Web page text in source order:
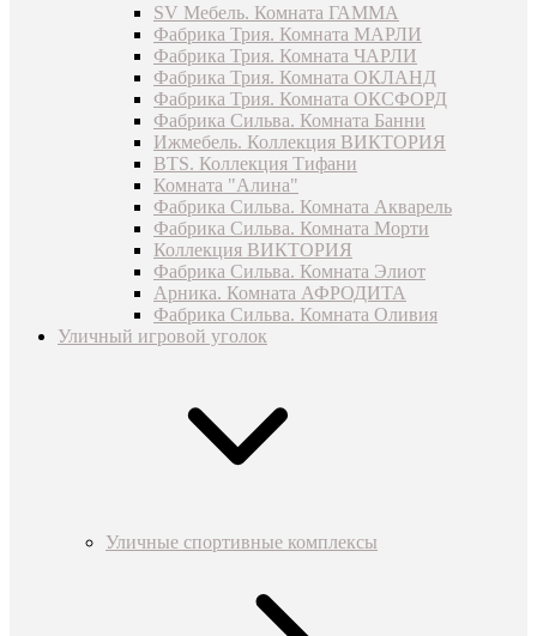
SV Мебель. Комната ГАММА
Фабрика Трия. Комната МАРЛИ
Фабрика Трия. Комната ЧАРЛИ
Фабрика Трия. Комната ОКЛАНД
Фабрика Трия. Комната ОКСФОРД
Фабрика Сильва. Комната Банни
Ижмебель. Коллекция ВИКТОРИЯ
BTS. Коллекция Тифани
Комната "Алина"
Фабрика Сильва. Комната Акварель
Фабрика Сильва. Комната Морти
Коллекция ВИКТОРИЯ
Фабрика Сильва. Комната Элиот
Арника. Комната АФРОДИТА
Фабрика Сильва. Комната Оливия
Уличный игровой уголок
Уличные спортивные комплексы